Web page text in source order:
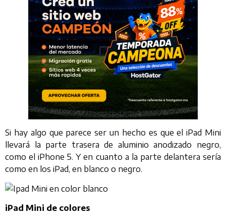
Si hay algo que parece ser un hecho es que el iPad Mini
llevará la parte trasera de aluminio anodizado negro,
como el iPhone 5. Y en cuanto a la parte delantera sería
como en los iPad, en blanco o negro.
iPad Mini de colores